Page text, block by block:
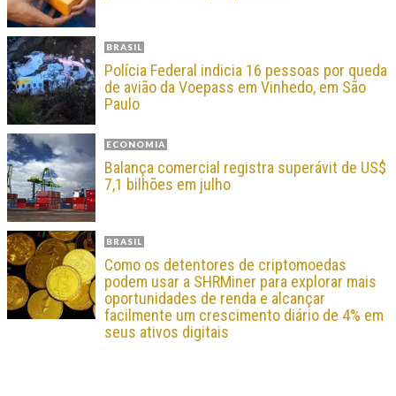
BRASIL
Polícia Federal indicia 16 pessoas por queda
de avião da Voepass em Vinhedo, em São
Paulo
ECONOMIA
Balança comercial registra superávit de US$
7,1 bilhões em julho
BRASIL
Como os detentores de criptomoedas
podem usar a SHRMiner para explorar mais
oportunidades de renda e alcançar
facilmente um crescimento diário de 4% em
seus ativos digitais